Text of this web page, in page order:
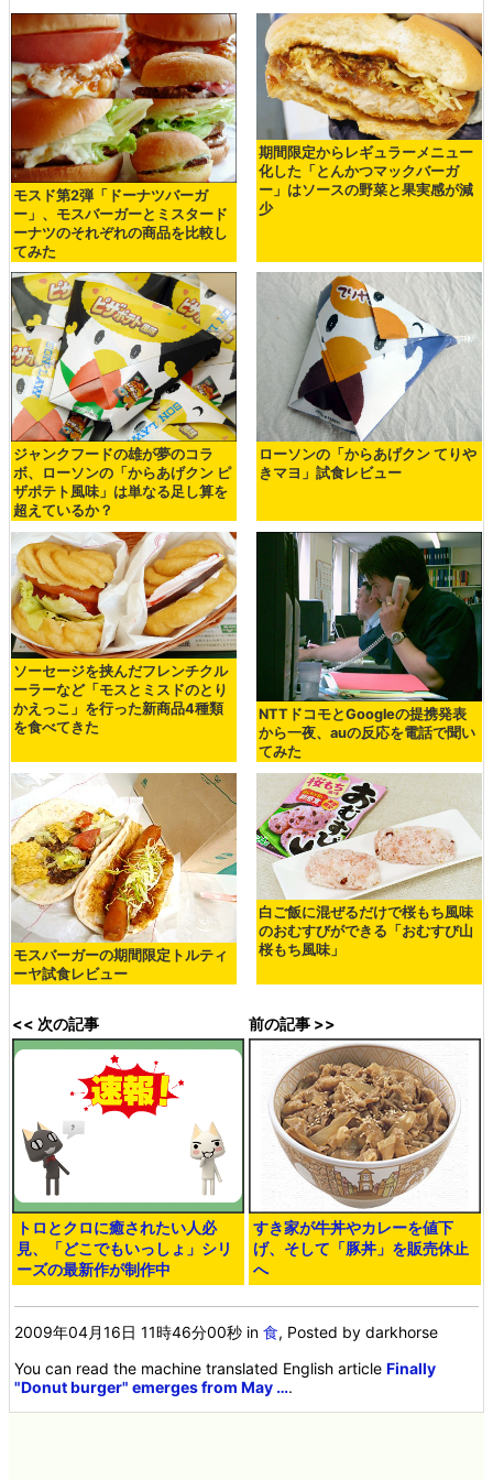
モスド第2弾「ドーナツバーガ
ー」、モスバーガーとミスタード
ーナツのそれぞれの商品を比較し
てみた
期間限定からレギュラーメニュー
化した「とんかつマックバーガ
ー」はソースの野菜と果実感が減
少
ジャンクフードの雄が夢のコラ
ボ、ローソンの「からあげクン ピ
ザポテト風味」は単なる足し算を
超えているか？
ローソンの「からあげクン てりや
きマヨ」試食レビュー
ソーセージを挟んだフレンチクル
ーラーなど「モスとミスドのとり
かえっこ」を行った新商品4種類
を食べてきた
NTTドコモとGoogleの提携発表
から一夜、auの反応を電話で聞い
てみた
モスバーガーの期間限定トルティ
ーヤ試食レビュー
白ご飯に混ぜるだけで桜もち風味
のおむすびができる「おむすび山
桜もち風味」
<< 次の記事
トロとクロに癒されたい人必
見、「どこでもいっしょ」シリ
ーズの最新作が制作中
前の記事 >>
すき家が牛丼やカレーを値下
げ、そして「豚丼」を販売休止
へ
2009年04月16日 11時46分00秒 in食, Posted by darkhorse
You can read the machine translated English articleFinally
"Donut burger" emerges from May ….